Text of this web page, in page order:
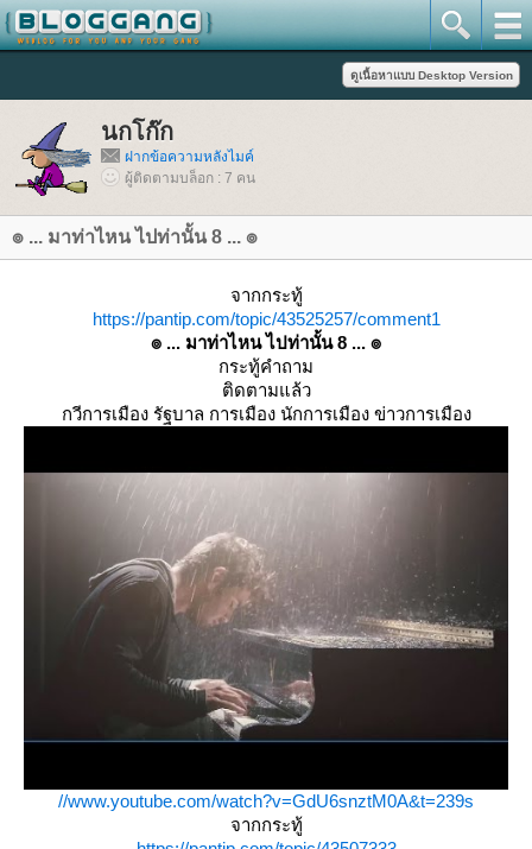
นกโก๊ก
ฝากข้อความหลังไมค์
ผู้ติดตามบล็อก : 7 คน
๏ ... มาท่าไหน ไปท่านั้น 8 ... ๏
จากกระทู้
https://pantip.com/topic/43525257/comment1
๏ ... มาท่าไหน ไปท่านั้น 8 ... ๏
กระทู้คำถาม
ติดตามแล้ว
กวีการเมือง รัฐบาล การเมือง นักการเมือง ข่าวการเมือง
//www.youtube.com/watch?v=GdU6snztM0A&t=239s
จากกระทู้